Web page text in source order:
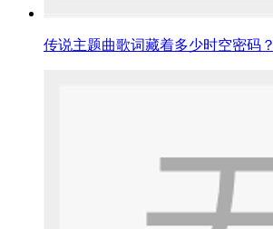
传说主题曲歌词藏着多少时空密码？